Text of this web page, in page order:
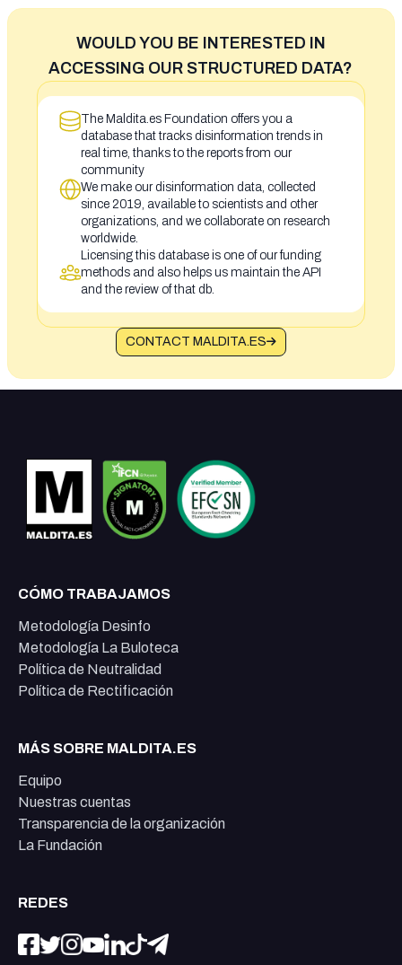
WOULD YOU BE INTERESTED IN
ACCESSING OUR STRUCTURED DATA?
The Maldita.es Foundation offers you a
database that tracks disinformation trends in
real time, thanks to the reports from our
community
We make our disinformation data, collected
since 2019, available to scientists and other
organizations, and we collaborate on research
worldwide.
Licensing this database is one of our funding
methods and also helps us maintain the API
and the review of that db.
CONTACT MALDITA.ES
CÓMO TRABAJAMOS
Metodología Desinfo
Metodología La Buloteca
Política de Neutralidad
Política de Rectificación
MÁS SOBRE MALDITA.ES
Equipo
Nuestras cuentas
Transparencia de la organización
La Fundación
REDES